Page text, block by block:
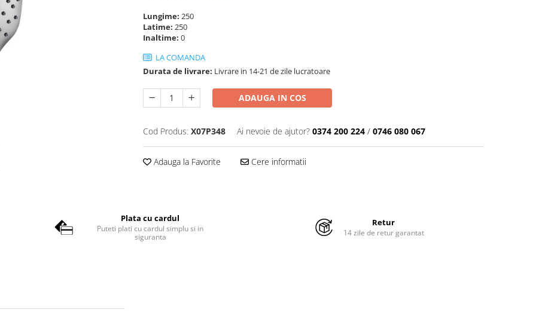
Lungime: 250
Latime: 250
Inaltime: 0
LA COMANDA
Durata de livrare: Livrare in 14-21 de zile lucratoare
ADAUGA IN COS
Cod Produs: X07P348 Ai nevoie de ajutor? 0374 200 224 / 0746 080 067
Adauga la Favorite Cere informatii
Plata cu cardul
Puteti plati cu cardul simplu si in
siguranta
Retur
14 zile de retur garantat